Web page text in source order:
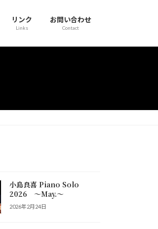
リンク
Links
お問い合わせ
Contact
小島良喜 Piano Solo
2026 ～May.～
2026年2月24日